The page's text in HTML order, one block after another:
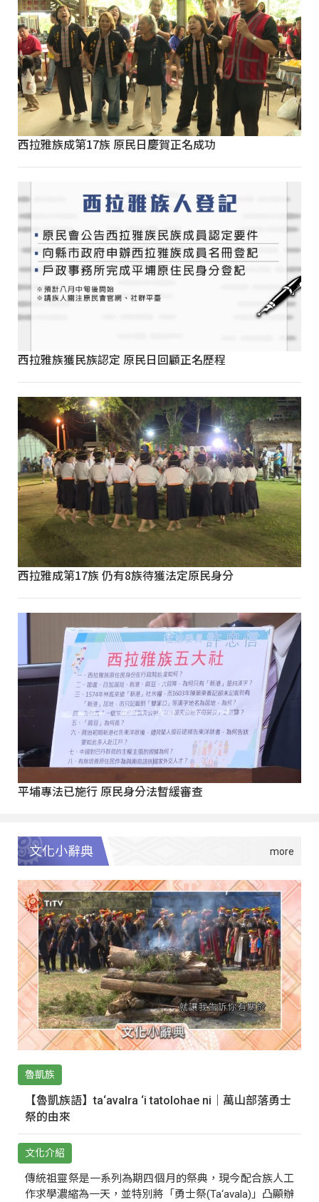
西拉雅族成第17族 原民日慶賀正名成功
西拉雅族獲民族認定 原民日回顧正名歷程
西拉雅成第17族 仍有8族待獲法定原民身分
平埔專法已施行 原民身分法暫緩審查
文化小辭典
魯凱族
【魯凱族語】ta‘avalra ‘i tatolohae ni｜萬山部落勇士
祭的由來
文化介紹
傳統祖靈祭是一系列為期四個月的祭典，現今配合族人工
作求學濃縮為一天，並特別將「勇士祭(Ta‘avala)」凸顯辦